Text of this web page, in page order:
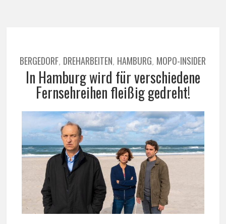
BERGEDORF, DREHARBEITEN, HAMBURG, MOPO-INSIDER
In Hamburg wird für verschiedene
Fernsehreihen fleißig gedreht!